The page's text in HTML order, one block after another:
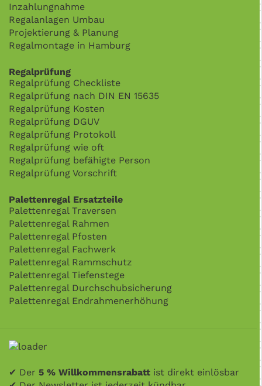
Inzahlungnahme
Regalanlagen Umbau
Projektierung & Planung
Regalmontage in Hamburg
Regalprüfung
Regalprüfung Checkliste
Regalprüfung nach DIN EN 15635
Regalprüfung Kosten
Regalprüfung DGUV
Regalprüfung Protokoll
Regalprüfung wie oft
Regalprüfung befähigte Person
Regalprüfung Vorschrift
Palettenregal Ersatzteile
Palettenregal Traversen
Palettenregal Rahmen
Palettenregal Pfosten
Palettenregal Fachwerk
Palettenregal Rammschutz
Palettenregal Tiefenstege
Palettenregal Durchschubsicherung
Palettenregal Endrahmenerhöhung
✔ Der 5 % Willkommensrabatt ist direkt einlösbar